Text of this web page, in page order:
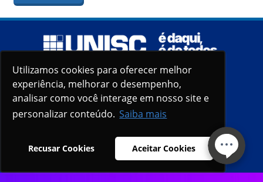
Utilizamos cookies para oferecer melhor
experiência, melhorar o desempenho,
analisar como você interage em nosso site e
personalizar conteúdo. Saiba mais
Recusar Cookies Aceitar Cookies
Utilizamos cookies para oferecer melhor
experiência, melhorar o desempenho,
analisar como você interage em nosso site e
personalizar conteúdo. Saiba mais
Recusar Cookies Aceitar Cookies